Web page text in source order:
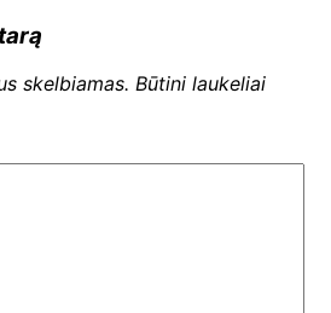
skelbiamas. Būtini laukeliai